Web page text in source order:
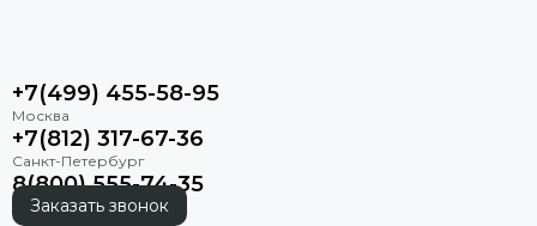
+7(499) 455-58-95
+7(812) 317-67-36
8(800) 555-74-35
Заказать звонок